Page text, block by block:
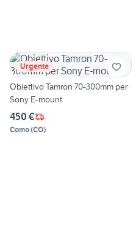
Urgente
Obiettivo Tamron 70-300mm per
Sony E-mount
450 €
Como(CO)